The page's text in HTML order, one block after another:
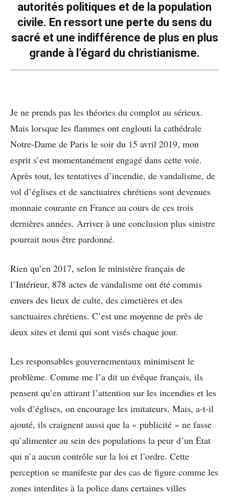
autorités politiques et de la population
civile. En ressort une perte du sens du
sacré et une indifférence de plus en plus
grande à l’égard du christianisme.
Je ne prends pas les théories du complot au sérieux.
Mais lorsque les flammes ont englouti la cathédrale
Notre-Dame de Paris le soir du 15 avril 2019, mon
esprit s’est momentanément engagé dans cette voie.
Après tout, les tentatives d’incendie, de vandalisme, de
vol d’églises et de sanctuaires chrétiens sont devenues
monnaie courante en France au cours de ces trois
dernières années. Arriver à une conclusion plus sinistre
pourrait nous être pardonné.
Rien qu’en 2017, selon le ministère français de
l’Intérieur, 878 actes de vandalisme ont été commis
envers des lieux de culte, des cimetières et des
sanctuaires chrétiens. C’est une moyenne de près de
deux sites et demi qui sont visés chaque jour.
Les responsables gouvernementaux minimisent le
problème. Comme me l’a dit un évêque français, ils
pensent qu’en attirant l’attention sur les incendies et les
vols d’églises, on encourage les imitateurs. Mais, a-t-il
ajouté, ils craignent aussi que la « publicité » ne fasse
qu’alimenter au sein des populations la peur d’un État
qui n’a aucun contrôle sur la loi et l’ordre. Cette
perception se manifeste par des cas de figure comme les
zones interdites à la police dans certaines villes